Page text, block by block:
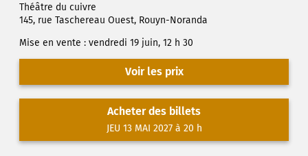
Théâtre du cuivre
145, rue Taschereau Ouest, Rouyn-Noranda
Mise en vente : vendredi 19 juin, 12 h 30
Voir les prix
Acheter des billets
JEU 13 MAI 2027 à 20 h